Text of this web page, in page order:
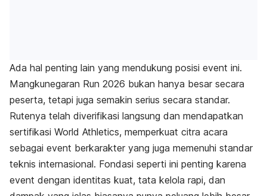
Ada hal penting lain yang mendukung posisi event ini.
Mangkunegaran Run 2026 bukan hanya besar secara
peserta, tetapi juga semakin serius secara standar.
Rutenya telah diverifikasi langsung dan mendapatkan
sertifikasi World Athletics, memperkuat citra acara
sebagai event berkarakter yang juga memenuhi standar
teknis internasional. Fondasi seperti ini penting karena
event dengan identitas kuat, tata kelola rapi, dan